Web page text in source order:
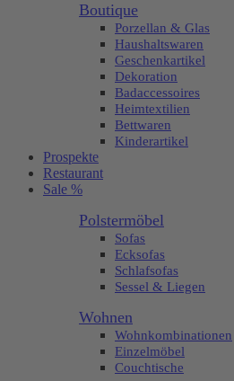
Boutique
Porzellan & Glas
Haushaltswaren
Geschenkartikel
Dekoration
Badaccessoires
Heimtextilien
Bettwaren
Kinderartikel
Prospekte
Restaurant
Sale %
Polstermöbel
Sofas
Ecksofas
Schlafsofas
Sessel & Liegen
Wohnen
Wohnkombinationen
Einzelmöbel
Couchtische